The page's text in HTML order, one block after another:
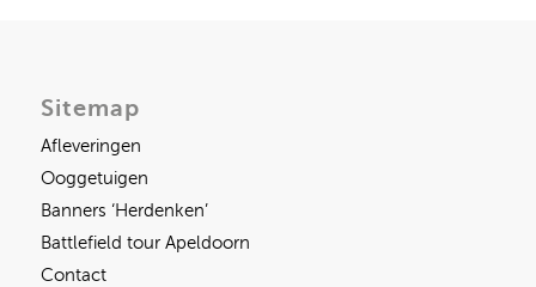
Sitemap
Afleveringen
Ooggetuigen
Banners ‘Herdenken’
Battlefield tour Apeldoorn
Contact